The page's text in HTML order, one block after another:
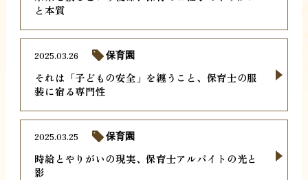
と本質
それは「子どもの安全」を纏うこと、保育士の服
装に宿る専門性
2025.03.26 保育園
時給とやりがいの現実、保育士アルバイトの光と
影
2025.03.25 保育園